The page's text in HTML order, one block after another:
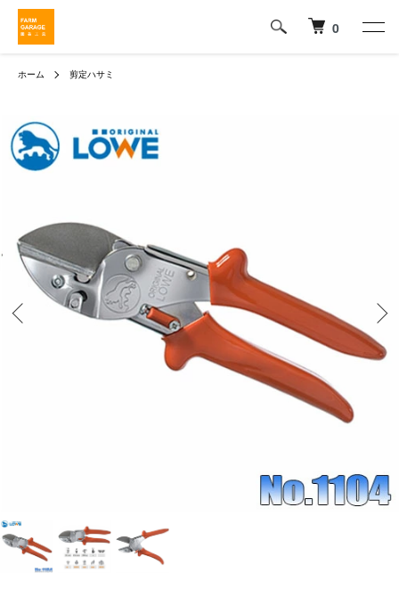
0
ホーム 剪定ハサミ